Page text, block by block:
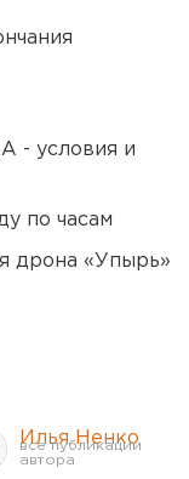
- условия и
по часам
дрона «Упырь»
Илья Ненко